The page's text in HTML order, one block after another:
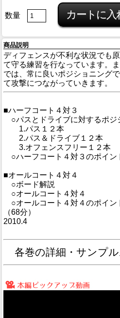
数量
商品説明
ディフェンスが不利な状況でも
て守る練習を行なっています。
では、常に良いポジショニング
て攻撃につながっていきます。
■ハーフコート４対３
○パスとドライブに対するポジ
1.パス１２本
2.パス＆ドライブ１２本
3.オフェンスフリー１２本
○ハーフコート４対３のポイン
■オールコート４対４
○ボード解説
○オールコート４対４
○オールコート４対４のポイン
（68分）
2010.4
各巻の詳細・サンプ